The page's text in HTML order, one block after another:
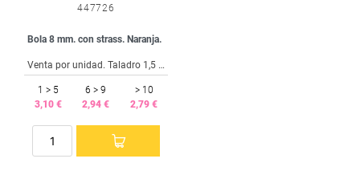
447726
Bola 8 mm. con strass. Naranja.
Venta por unidad. Taladro 1,5 mm.
1 > 5
3,10 €
6 > 9
2,94 €
> 10
2,79 €